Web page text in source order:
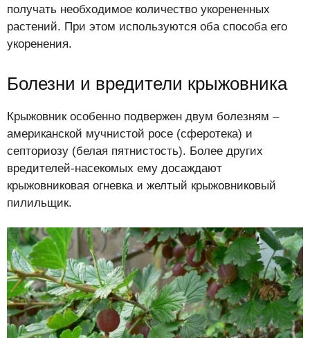
получать необходимое количество укорененных
растений. При этом используются оба способа его
укоренения.
Болезни и вредители крыжовника
Крыжовник особенно подвержен двум болезням –
американской мучнистой росе (сферотека) и
септориозу (белая пятнистость). Более других
вредителей-насекомых ему досаждают
крыжовниковая огневка и желтый крыжовниковый
пилильщик.